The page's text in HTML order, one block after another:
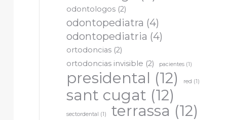
odontologos (2)
odontopediatra (4)
odontopediatria (4)
ortodoncias (2)
ortodoncias invisible (2) pacientes (1)
presidental (12) red (1)
sant cugat (12)
sectordental (1) terrassa (12)